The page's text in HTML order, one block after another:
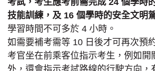
考試，考生應考前需完成 24 個學時
技能訓練，及 16 個學時的安全文明
學習時間不可多於 4 小時。
如需要補考需等 10 日後才可再次預
考官坐在前乘客位指示考生，例如開